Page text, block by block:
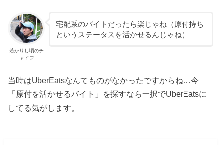
若かりし頃のチ
ャイフ
宅配系のバイトだったら楽じゃね（原付持ち
というステータスを活かせるんじゃね）
当時はUberEatsなんてものがなかったですからね…今
「原付を活かせるバイト」を探すなら一択でUberEatsに
してる気がします。